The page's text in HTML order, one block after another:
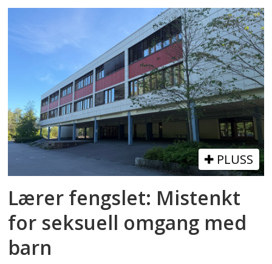
PLUSS
Lærer fengslet: Mistenkt
for seksuell omgang med
barn